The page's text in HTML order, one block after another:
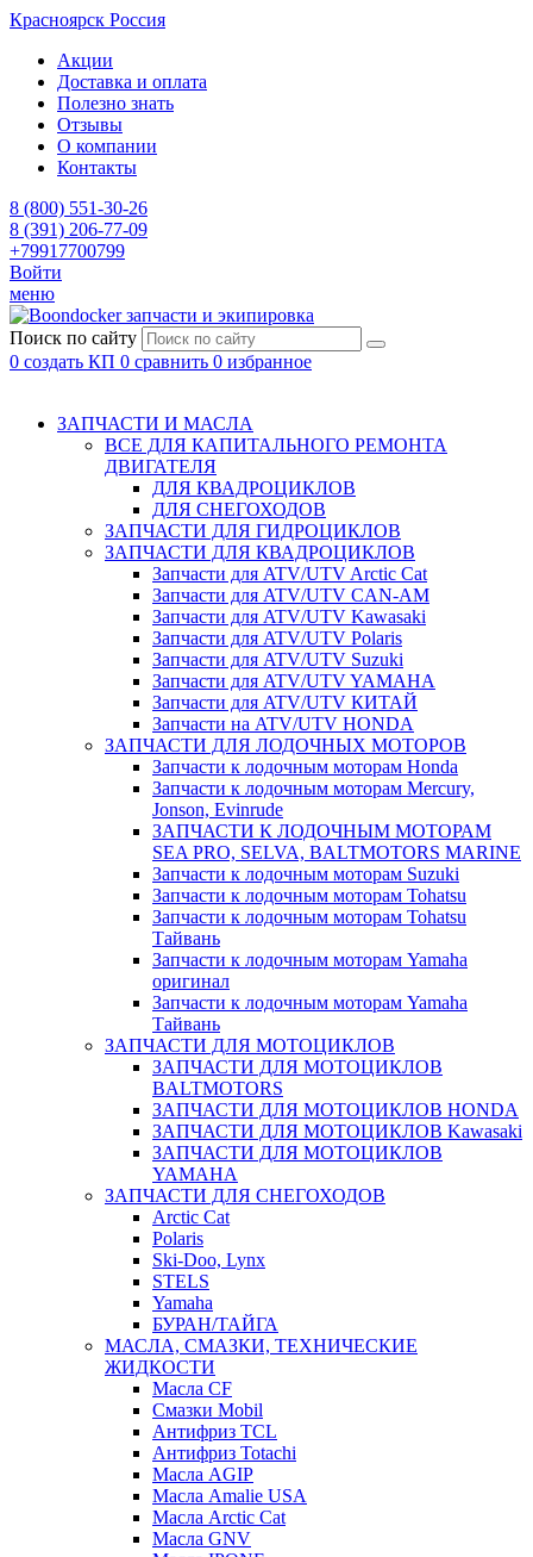
Красноярск Россия
Акции
Доставка и оплата
Полезно знать
Отзывы
О компании
Контакты
8 (800) 551-30-26
8 (391) 206-77-09
+79917700799
Войти
меню
запчасти и экипировка
Поиск по сайту
0 создать КП 0 сравнить 0 избранное
ЗАПЧАСТИ И МАСЛА
ВСЕ ДЛЯ КАПИТАЛЬНОГО РЕМОНТА
ДВИГАТЕЛЯ
ДЛЯ КВАДРОЦИКЛОВ
ДЛЯ СНЕГОХОДОВ
ЗАПЧАСТИ ДЛЯ ГИДРОЦИКЛОВ
ЗАПЧАСТИ ДЛЯ КВАДРОЦИКЛОВ
Запчасти для ATV/UTV Arctic Cat
Запчасти для ATV/UTV CAN-AM
Запчасти для ATV/UTV Kawasaki
Запчасти для ATV/UTV Polaris
Запчасти для ATV/UTV Suzuki
Запчасти для ATV/UTV YAMAHA
Запчасти для ATV/UTV КИТАЙ
Запчасти на ATV/UTV HONDA
ЗАПЧАСТИ ДЛЯ ЛОДОЧНЫХ МОТОРОВ
Запчасти к лодочным моторам Honda
Запчасти к лодочным моторам Mercury,
Jonson, Evinrude
ЗАПЧАСТИ К ЛОДОЧНЫМ МОТОРАМ
SEA PRO, SELVA, BALTMOTORS MARINE
Запчасти к лодочным моторам Suzuki
Запчасти к лодочным моторам Tohatsu
Запчасти к лодочным моторам Tohatsu
Тайвань
Запчасти к лодочным моторам Yamaha
оригинал
Запчасти к лодочным моторам Yamaha
Тайвань
ЗАПЧАСТИ ДЛЯ МОТОЦИКЛОВ
ЗАПЧАСТИ ДЛЯ МОТОЦИКЛОВ
BALTMOTORS
ЗАПЧАСТИ ДЛЯ МОТОЦИКЛОВ HONDA
ЗАПЧАСТИ ДЛЯ МОТОЦИКЛОВ Kawasaki
ЗАПЧАСТИ ДЛЯ МОТОЦИКЛОВ
YAMAHA
ЗАПЧАСТИ ДЛЯ СНЕГОХОДОВ
Arctic Cat
Polaris
Ski-Doo, Lynx
STELS
Yamaha
БУРАН/ТАЙГА
МАСЛА, СМАЗКИ, ТЕХНИЧЕСКИЕ
ЖИДКОСТИ
Масла CF
Смазки Mobil
Антифриз TCL
Антифриз Totachi
Масла AGIP
Масла Amalie USA
Масла Arctic Cat
Масла GNV